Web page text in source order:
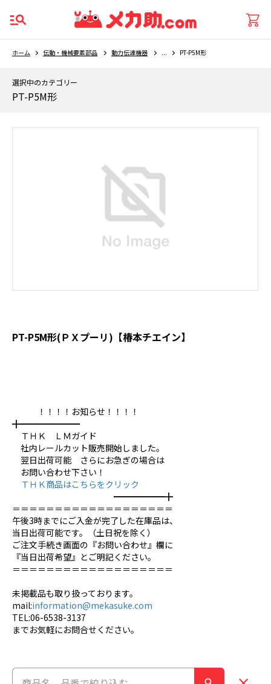
ホーム 伝動・機械要素部品 動力伝達機器 ... PT-P5M形
選択中のカテゴリー
PT-P5M形
PT-P5M形(ＰＸプーリ)【椿本チエイン】
！！！！お知らせ！！！！
╋━━━━━━━
ＴＨＫ ＬＭガイド
社内レールカット販売開始しました。
翌日出荷可能 さらにお急ぎの場合は
お問い合わせ下さい！
ＴＨＫ商品はこちらをクリック
━━━━━━╋
＝＝＝＝＝＝＝＝＝＝＝＝＝＝＝＝＝＝＝
午後3時までにご入金が完了した在庫品は、
当日出荷可能です。（土日祝を除く）
ご注文手続き画面の『お問い合わせ』欄に
『当日出荷希望』とご明記ください。
＝＝＝＝＝＝＝＝＝＝＝＝＝＝＝＝＝＝＝
未掲載品も取り扱っております。
mail:information@mekasuke.com
TEL:06-6538-3137
までお気軽にお問合せください。